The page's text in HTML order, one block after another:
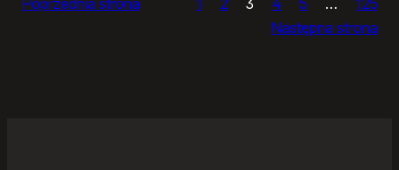
Następna strona